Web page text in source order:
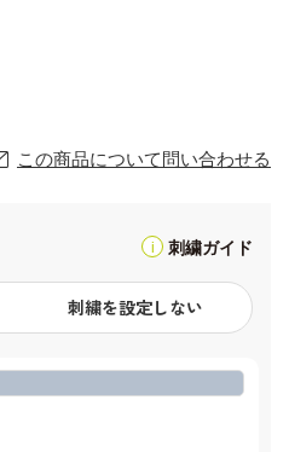
この商品について問い合わせる
刺繍ガイド
刺繍を設定しない